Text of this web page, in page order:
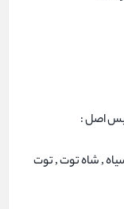
اصل :
, شاه توت , توت